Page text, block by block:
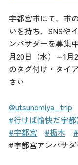
宇都宮市にて、市
いを持ち、SNSや
ンバサダーを募集
月20日（水）～1
のタグ付け・タイ
さい
@utsunomiya_trip
#行けば愉快だ宇都
#宇都宮
#栃木
#宇都宮アンバサダ